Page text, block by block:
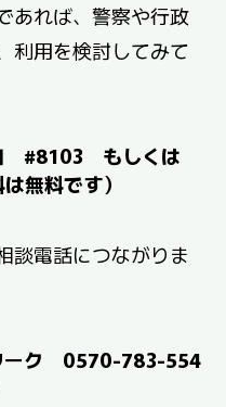
あれば、警察や行政
利用を検討してみて
#8103 もしくは
無料です）
談電話につながりま
ーク 0570-783-554